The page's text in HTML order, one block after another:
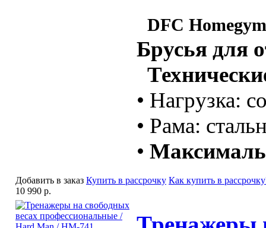
DFC
Брусья для
• Нагрузка:
• Рама:
•
Добавить в заказ Купить в рассрочку Как купить в
10 990 р.